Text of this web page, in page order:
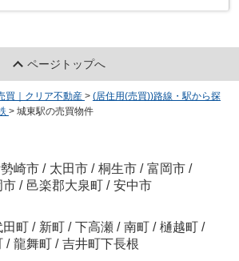
ページトップへ
買｜クリア不動産 > (居住用(売買))路線・駅から探
> 城東駅の売買物件
崎市 / 太田市 / 桐生市 / 富岡市 /
市 / 邑楽郡大泉町 / 安中市
田町 / 新町 / 下高瀬 / 南町 / 樋越町 /
/ 龍舞町 / 吉井町下長根